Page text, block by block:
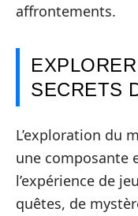
affrontements.
SECRETS
L’exploration du
une composante
l’expérience de
quêtes, de